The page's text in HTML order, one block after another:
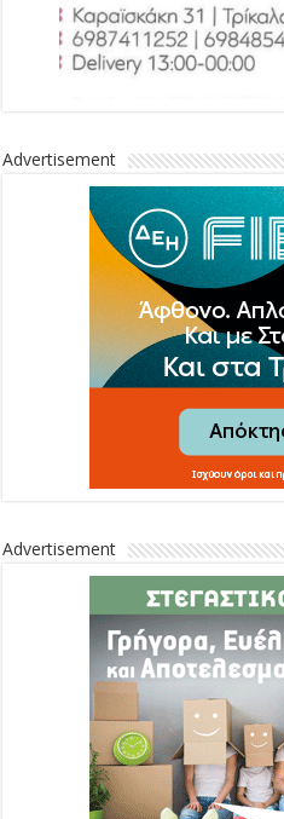
Advertisement
Advertisement